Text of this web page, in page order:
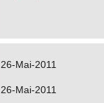
26-Mai-2011
26-Mai-2011